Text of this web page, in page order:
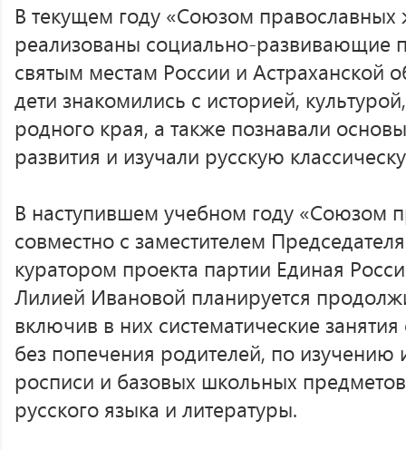
В текущем году «Союзом
реализованы социально-развивающие
святым местам России и Астраханской
дети знакомились с историей,
родного края, а также познавали
развития и изучали русскую
В наступившем учебном году «Союзом
совместно с заместителем
куратором проекта партии Единая
Лилией Ивановой планируется
включив в них систематические
без попечения родителей, по изучению
росписи и базовых школьных
русского языка и литературы.